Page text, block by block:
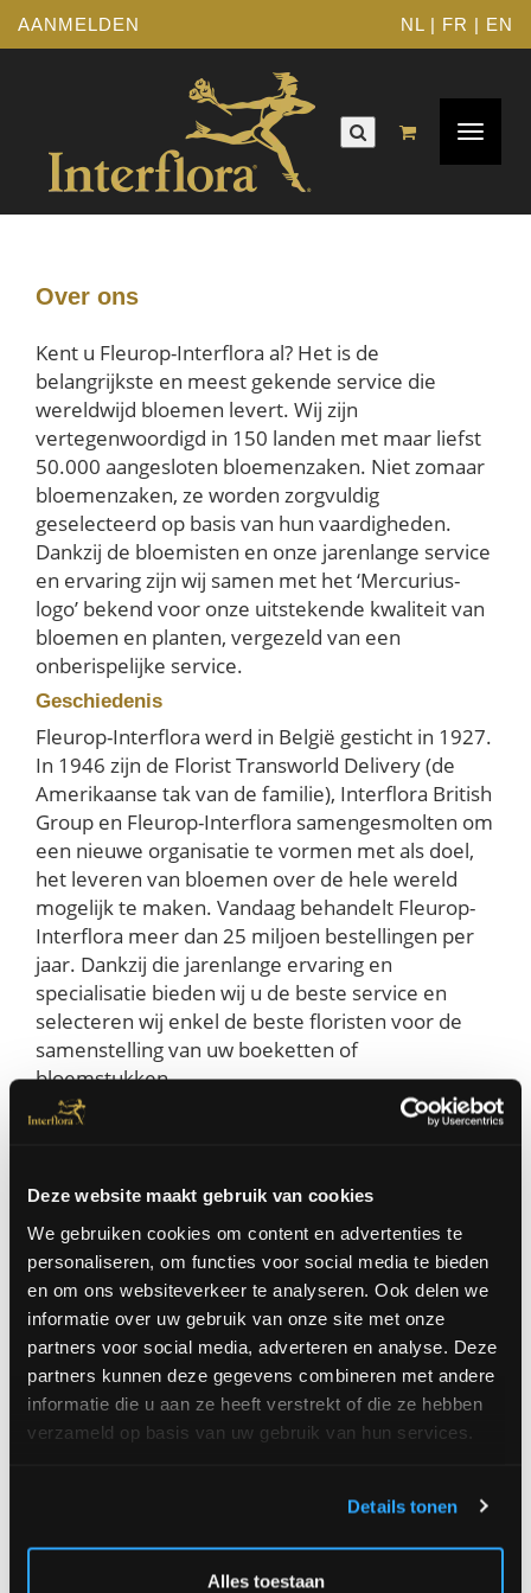
Deze website maakt gebruik van cookies
We gebruiken cookies om content en advertenties te
personaliseren, om functies voor social media te bieden
en om ons websiteverkeer te analyseren. Ook delen we
informatie over uw gebruik van onze site met onze
partners voor social media, adverteren en analyse. Deze
partners kunnen deze gegevens combineren met andere
informatie die u aan ze heeft verstrekt of die ze hebben
verzameld op basis van uw gebruik van hun services.
Details tonen
Alles toestaan
AANMELDEN NL | FR | EN
Toggle
Over ons
Kent u Fleurop-Interflora al? Het is de
belangrijkste en meest gekende service die
wereldwijd bloemen levert. Wij zijn
vertegenwoordigd in 150 landen met maar liefst
50.000 aangesloten bloemenzaken. Niet zomaar
bloemenzaken, ze worden zorgvuldig
geselecteerd op basis van hun vaardigheden.
Dankzij de bloemisten en onze jarenlange service
en ervaring zijn wij samen met het ‘Mercurius-
logo’ bekend voor onze uitstekende kwaliteit van
bloemen en planten, vergezeld van een
onberispelijke service.
Geschiedenis
Fleurop-Interflora werd in België gesticht in 1927.
In 1946 zijn de Florist Transworld Delivery (de
Amerikaanse tak van de familie), Interflora British
Group en Fleurop-Interflora samengesmolten om
een nieuwe organisatie te vormen met als doel,
het leveren van bloemen over de hele wereld
mogelijk te maken. Vandaag behandelt Fleurop-
Interflora meer dan 25 miljoen bestellingen per
jaar. Dankzij die jarenlange ervaring en
specialisatie bieden wij u de beste service en
selecteren wij enkel de beste floristen voor de
samenstelling van uw boeketten of
bloemstukken.
Mee met de tijd
om uw bestellingen snel en eenvoudig via het
internet te plaatsen. Nog geen cadeau voor
vanavond? Bestel nu, en het wordt dezelfde dag
nog geleverd. Wij zien er op toe dat de bloemen
niet alleen van uitstekende kwaliteit zijn en
zorgvuldig samengesteld worden, maar ook dat
ze op een snelle en vriendelijke manier door de
Fleurop-Interflora florist geleverd worden. Wij zijn
blij u bij onze klanten te mogen rekenen en wij